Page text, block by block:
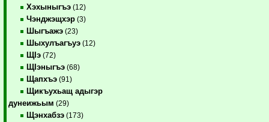
Хэхыныгъэ (12)
Чэнджэщхэр (3)
Шыгъажэ (23)
Шыхулъагъуэ (12)
ЩIэ (72)
ЩIэныгъэ (68)
Щапхъэ (91)
Щикъухьащ адыгэр
дунеижьым (29)
Щэнхабзэ (173)